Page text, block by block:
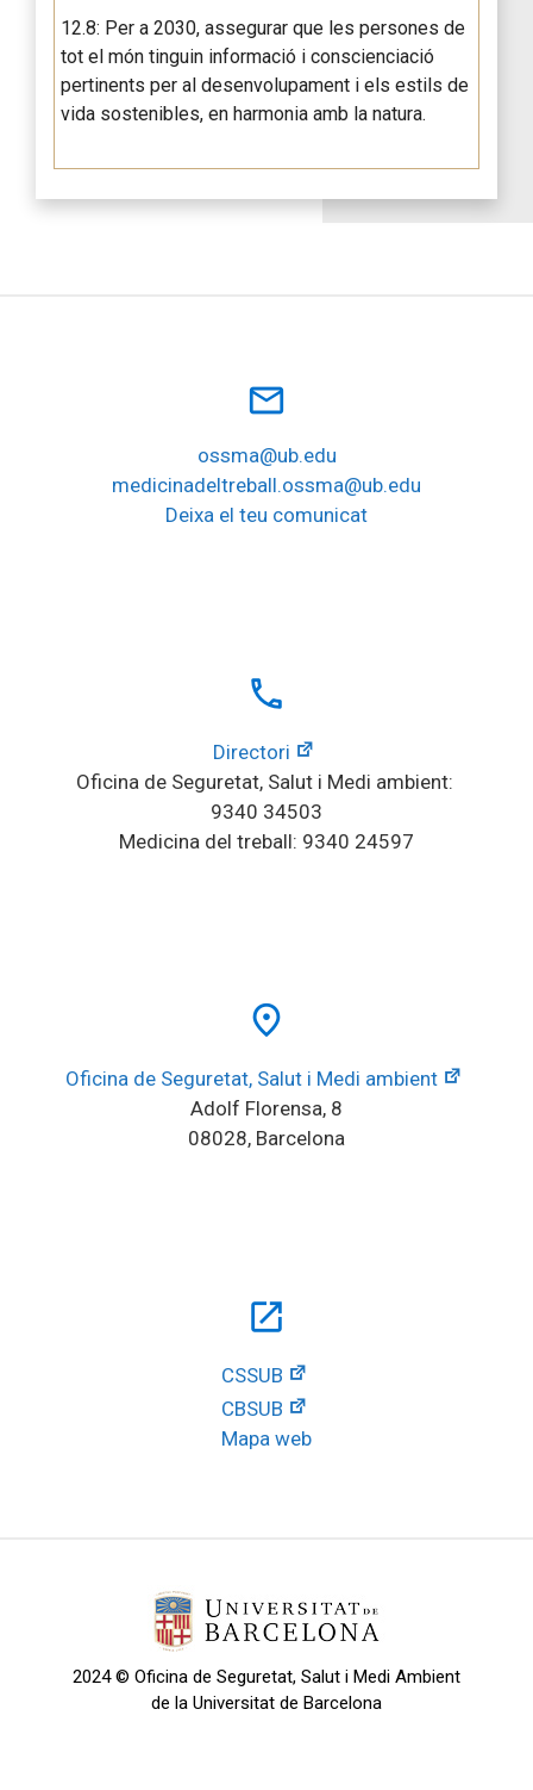
12.8: Per a 2030, assegurar que les persones de
tot el món tinguin informació i conscienciació
pertinents per al desenvolupament i els estils de
vida sostenibles, en harmonia amb la natura.
mail_outline
ossma@ub.edu
medicinadeltreball.ossma@ub.edu
Deixa el teu comunicat
local_phone
Directori
Oficina de Seguretat, Salut i Medi ambient:
9340 34503
Medicina del treball: 9340 24597
place
Oficina de Seguretat, Salut i Medi ambient
Adolf Florensa, 8
08028, Barcelona
open_in_new
CSSUB
CBSUB
Mapa web
2024 © Oficina de Seguretat, Salut i Medi Ambient
de la Universitat de Barcelona